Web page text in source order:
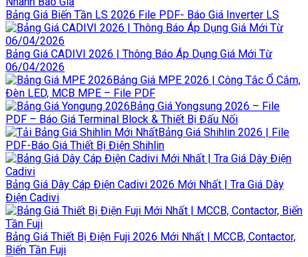
Bảng Giá Biến Tần LS 2026 File PDF- Báo Giá Inverter LS
Bảng Giá CADIVI 2026 | Thông Báo Áp Dụng Giá Mới Từ
06/04/2026
Bảng Giá MPE 2026 | Công Tắc Ổ Cắm,
Đèn LED, MCB MPE – File PDF
Bảng Giá Yongsung 2026 – File
PDF – Báo Giá Terminal Block & Thiết Bị Đấu Nối
Bảng Giá Shihlin 2026 | File
PDF-Báo Giá Thiết Bị Điện Shihlin
Bảng Giá Dây Cáp Điện Cadivi 2026 Mới Nhất | Tra Giá Dây
Điện Cadivi
Bảng Giá Thiết Bị Điện Fuji 2026 Mới Nhất | MCCB, Contactor,
Biến Tần Fuji